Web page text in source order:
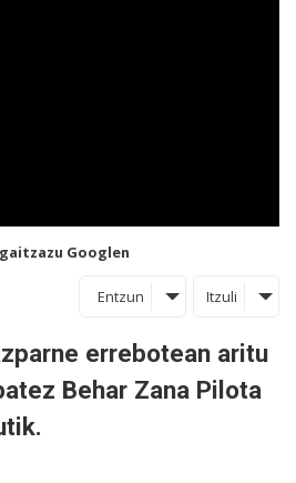
Googlen
Entzun Itzuli
errebotean aritu
Behar Zana Pilota